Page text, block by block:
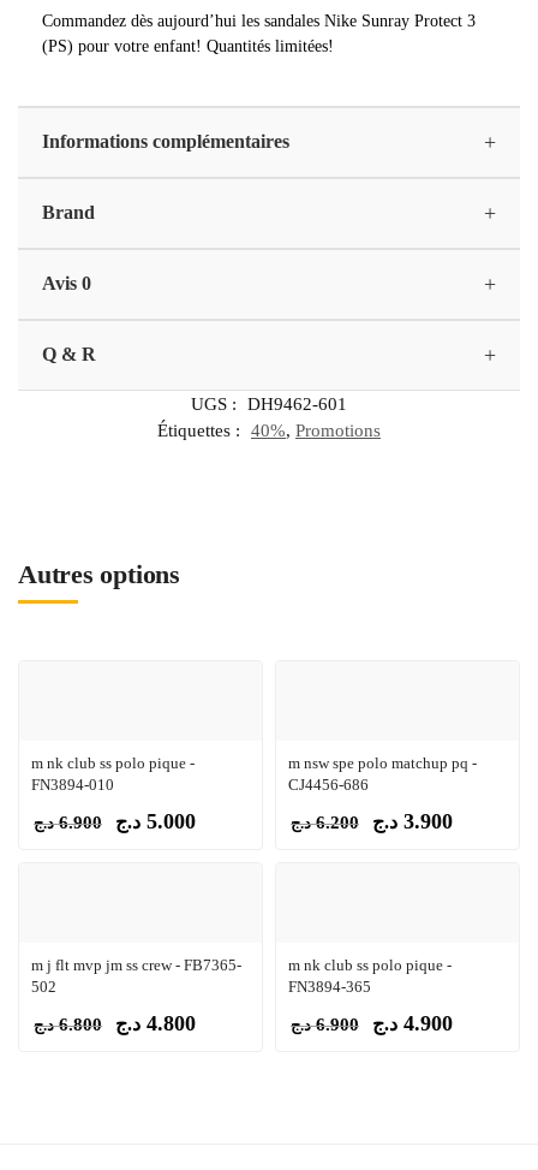
Commandez dès aujourd’hui les sandales Nike Sunray Protect 3
(PS) pour votre enfant! Quantités limitées!
Informations complémentaires +
Brand +
Avis 0 +
Q & R +
UGS :
DH9462-601
Étiquettes :
40%, Promotions
Autres options
m nk club ss polo pique -
FN3894-010
6.900 د.ج 5.000 د.ج
m nsw spe polo matchup pq -
CJ4456-686
6.200 د.ج 3.900 د.ج
m j flt mvp jm ss crew - FB7365-
502
6.800 د.ج 4.800 د.ج
m nk club ss polo pique -
FN3894-365
6.900 د.ج 4.900 د.ج